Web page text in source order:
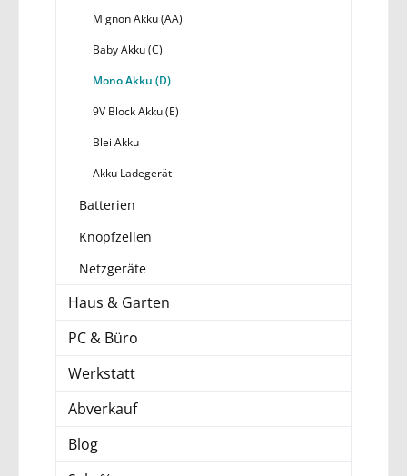
Mignon Akku (AA)
Baby Akku (C)
Mono Akku (D)
9V Block Akku (E)
Blei Akku
Akku Ladegerät
Batterien
Knopfzellen
Netzgeräte
Haus & Garten
PC & Büro
Werkstatt
Abverkauf
Blog